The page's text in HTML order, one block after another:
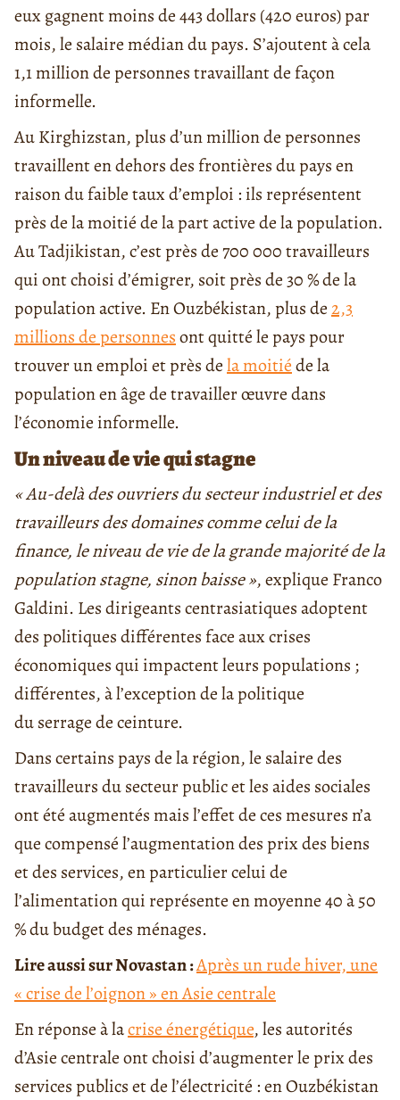
eux gagnent moins de 443 dollars (420 euros) par
mois, le salaire médian du pays. S’ajoutent à cela
1,1 million de personnes travaillant de façon
informelle.
Au Kirghizstan, plus d’un million de personnes
travaillent en dehors des frontières du pays en
raison du faible taux d’emploi : ils représentent
près de la moitié de la part active de la population.
Au Tadjikistan, c’est près de 700 000 travailleurs
qui ont choisi d’émigrer, soit près de 30 % de la
population active. En Ouzbékistan, plus de2,3
millions de personnesont quitté le pays pour
trouver un emploi et près dela moitiéde la
population en âge de travailler œuvre dans
l’économie informelle.
Un niveau de vie qui stagne
« Au-delà des ouvriers du secteur industriel et des
travailleurs des domaines comme celui de la
finance, le niveau de vie de la grande majorité de la
population stagne, sinon baisse », explique Franco
Galdini. Les dirigeants centrasiatiques adoptent
des politiques différentes face aux crises
économiques qui impactent leurs populations ;
différentes, à l’exception de la politique
du serrage de ceinture.
Dans certains pays de la région, le salaire des
travailleurs du secteur public et les aides sociales
ont été augmentés mais l’effet de ces mesures n’a
que compensé l’augmentation des prix des biens
et des services, en particulier celui de
l’alimentation qui représente en moyenne 40 à 50
% du budget des ménages.
Lire aussi sur Novastan :Après un rude hiver, une
« crise de l’oignon » en Asie centrale
En réponse à lacrise énergétique, les autorités
d’Asie centrale ont choisi d’augmenter le prix des
services publics et de l’électricité : en Ouzbékistan